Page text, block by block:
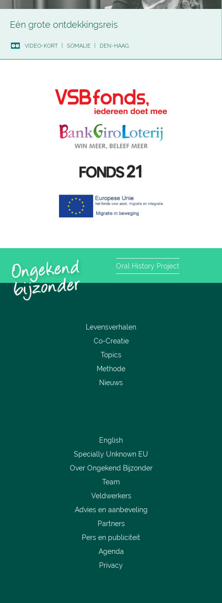
Eén grote ontdekkingsreis
VIDEO-KORT SOMALIE DEN-HAAG
Oral History Project
Levensverhalen
Co-Creatie
Topics
Methode
Nieuws
English
Specially Unknown EU
Over Ongekend Bijzonder
Team
Veldwerkers
Advies en aanbeveling
Partners
Pers en publiciteit
Agenda
Privacy